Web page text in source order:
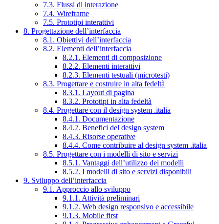
7.3. Flussi di interazione
7.4. Wireframe
7.5. Prototipi interattivi
8. Progettazione dell’interfaccia
8.1. Obiettivi dell’interfaccia
8.2. Elementi dell’interfaccia
8.2.1. Elementi di composizione
8.2.2. Elementi interattivi
8.2.3. Elementi testuali (microtesti)
8.3. Progettare e costruire in alta fedeltà
8.3.1. Layout di pagina
8.3.2. Prototipi in alta fedeltà
8.4. Progettare con il design system .italia
8.4.1. Documentazione
8.4.2. Benefici del design system
8.4.3. Risorse operative
8.4.4. Come contribuire al design system .italia
8.5. Progettare con i modelli di sito e servizi
8.5.1. Vantaggi dell’utilizzo dei modelli
8.5.2. I modelli di sito e servizi disponibili
9. Sviluppo dell’interfaccia
9.1. Approccio allo sviluppo
9.1.1. Attività preliminari
9.1.2. Web design responsivo e accessibile
9.1.3. Mobile first